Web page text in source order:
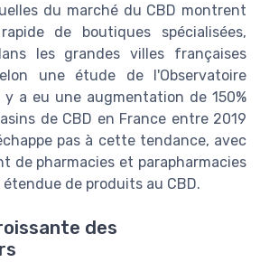
du marché du CBD montrent
de boutiques spécialisées,
les grandes villes françaises
une étude de l'Observatoire
a eu une augmentation de 150%
de CBD en France entre 2019
pas à cette tendance, avec
de pharmacies et parapharmacies
de produits au CBD.
des